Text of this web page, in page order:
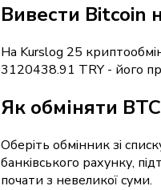
Вивести Bitcoin
На Kurslog 25
3120438.91 TRY - його
Як обміняти
Оберіть обмінник зі
банківського рахунку,
почати з невеликої суми.